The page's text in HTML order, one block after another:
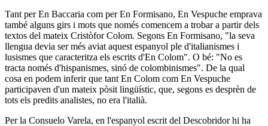
Tant per En Baccaria com per En Formisano, En Vespuche emprava
també alguns girs i mots que només comencem a trobar a partir dels
textos del mateix Cristòfor Colom. Segons En Formisano, "la seva
llengua devia ser més aviat aquest espanyol ple d'italianismes i
lusismes que caracteritza els escrits d'En Colom". O bé: "No es
tracta només d'hispanismes, sinó de colombinismes". De la qual
cosa en podem inferir que tant En Colom com En Vespuche
participaven d'un mateix pòsit lingüístic, que, segons es desprèn de
tots els predits analistes, no era l'italià.
Per la Consuelo Varela, en l'espanyol escrit del Descobridor hi ha